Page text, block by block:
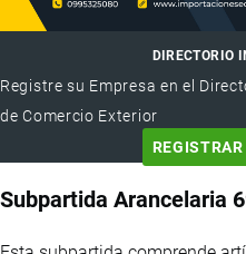
DIRECTORIO
Registre su Empresa en el
de Comercio Exterior
REGISTRAR
Subpartida Arancelaria